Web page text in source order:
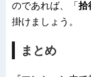
のであれば、「 拾
掛けましょう。
まとめ